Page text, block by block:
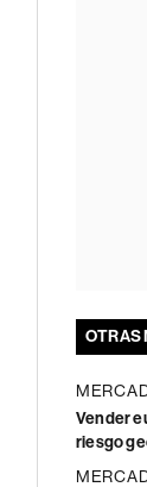
OTRAS
Vender
riesgo